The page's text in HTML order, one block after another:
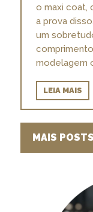
o maxi coat,
a prova
um
modelagem
LEIA MAIS
MAIS POSTS